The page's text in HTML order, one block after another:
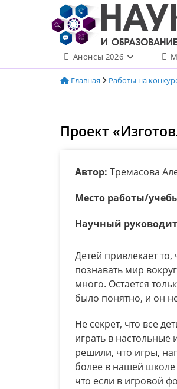
содержимому
Анонсы 2026
Главная Работы на
Проект
Автор: Тремасова
Место работы/
Научный
Детей привлекает
познавать мир
много. Остается
было понятно, и он
Не секрет, что все
играть в
решили, что игры,
более в нашей
что если в игровой